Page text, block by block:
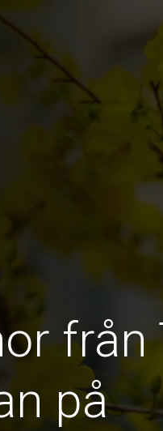
från
på